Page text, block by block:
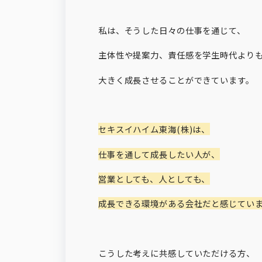
私は、そうした日々の仕事を通じて、
主体性や提案力、責任感を学生時代よりも
大きく成長させることができています。
セキスイハイム東海(株)は、
仕事を通して成長したい人が、
営業としても、人としても、
成長できる環境がある会社だと感じていま
こうした考えに共感していただける方、